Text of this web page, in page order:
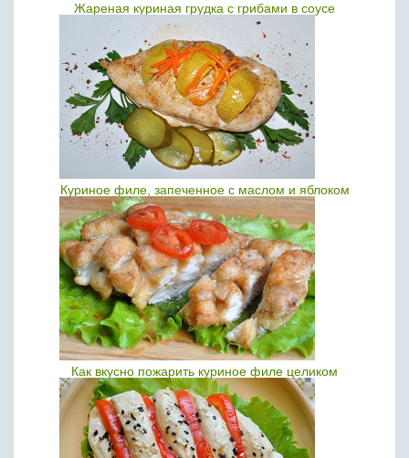
Жареная куриная грудка с грибами в соусе
Куриное филе, запеченное с маслом и яблоком
Как вкусно пожарить куриное филе целиком